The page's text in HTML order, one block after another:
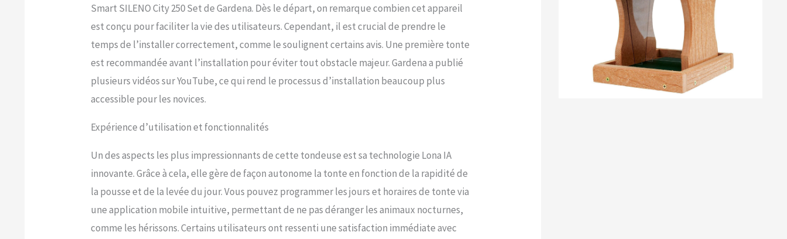
x station de charge, 200 m de câble de délimitation, 4 x
Smart SILENO City 250 Set de Gardena. Dès le départ, on remarque combien cet appareil
est conçu pour faciliter la vie des utilisateurs. Cependant, il est crucial de prendre le
temps de l’installer correctement, comme le soulignent certains avis. Une première tonte
est recommandée avant l’installation pour éviter tout obstacle majeur. Gardena a publié
plusieurs vidéos sur YouTube, ce qui rend le processus d’installation beaucoup plus
accessible pour les novices.
Expérience d’utilisation et fonctionnalités
Un des aspects les plus impressionnants de cette tondeuse est sa technologie Lona IA
innovante. Grâce à cela, elle gère de façon autonome la tonte en fonction de la rapidité de
la pousse et de la levée du jour. Vous pouvez programmer les jours et horaires de tonte via
une application mobile intuitive, permettant de ne pas déranger les animaux nocturnes,
comme les hérissons. Certains utilisateurs ont ressenti une satisfaction immédiate avec